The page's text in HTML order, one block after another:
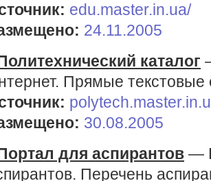
edu.master.in.ua/
24.11.2005
каталог
Прямые текстовые
30.08.2005
для аспирантов —
Перечень